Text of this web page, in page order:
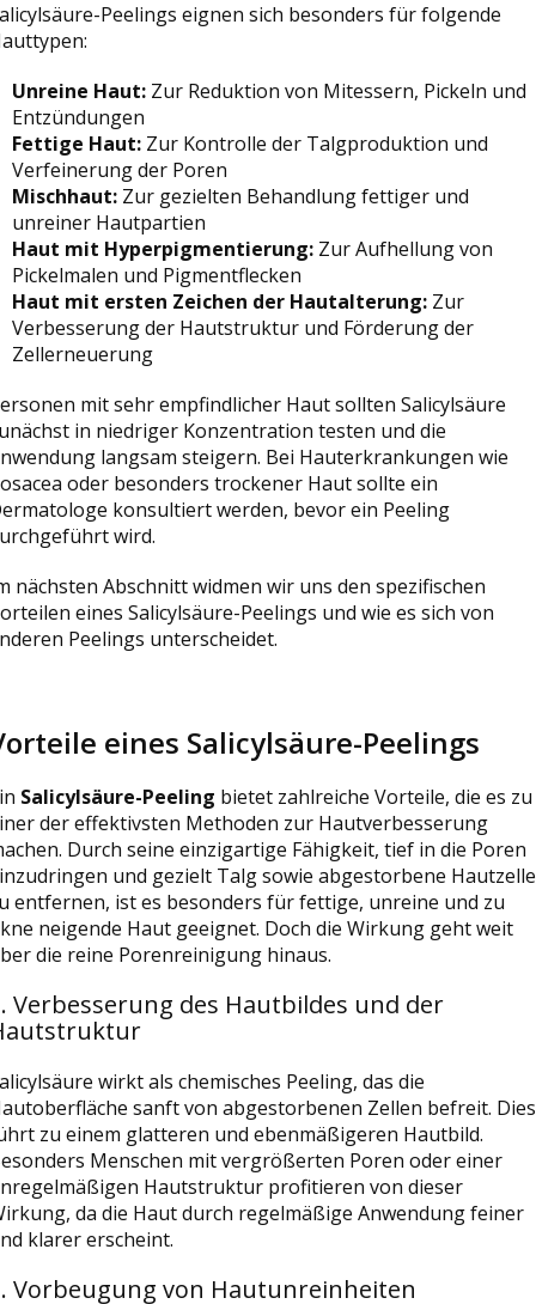
Peelings eignen sich besonders für folgende
Unreine Haut: Zur Reduktion von Mitessern, Pickeln und
Entzündungen
Fettige Haut: Zur Kontrolle der Talgproduktion und
Verfeinerung der Poren
Mischhaut: Zur gezielten Behandlung fettiger und
unreiner Hautpartien
Haut mit Hyperpigmentierung: Zur Aufhellung von
Pickelmalen und Pigmentflecken
Haut mit ersten Zeichen der Hautalterung: Zur
Verbesserung der Hautstruktur und Förderung der
Zellerneuerung
mit sehr empfindlicher Haut sollten Salicylsäure
in niedriger Konzentration testen und die
langsam steigern. Bei Hauterkrankungen wie
oder besonders trockener Haut sollte ein
konsultiert werden, bevor ein Peeling
wird.
nächsten Abschnitt widmen wir uns den spezifischen
eines Salicylsäure-Peelings und wie es sich von
Peelings unterscheidet.
eines Salicylsäure-Peelings
Salicylsäure-Peeling bietet zahlreiche Vorteile, die es zu
der effektivsten Methoden zur Hautverbesserung
Durch seine einzigartige Fähigkeit, tief in die Poren
und gezielt Talg sowie abgestorbene
entfernen, ist es besonders für fettige, unreine und zu
neigende Haut geeignet. Doch die Wirkung geht weit
die reine Porenreinigung hinaus.
Verbesserung des Hautbildes und der
wirkt als chemisches Peeling, das die
sanft von abgestorbenen Zellen befreit. Dies
zu einem glatteren und ebenmäßigeren Hautbild.
Menschen mit vergrößerten Poren oder einer
Hautstruktur profitieren von dieser
da die Haut durch regelmäßige Anwendung feiner
klarer erscheint.
Vorbeugung von Hautunreinheiten